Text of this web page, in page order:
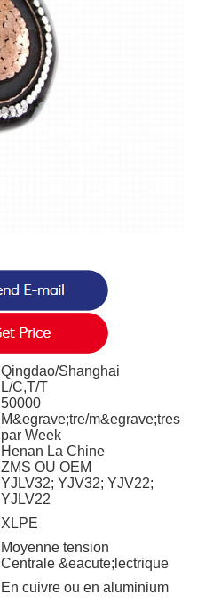
Qingdao/Shanghai
L/C,T/T
50000
M&egrave;tre/m&egrave;tres
par Week
Henan La Chine
ZMS OU OEM
YJLV32; YJV32; YJV22;
YJLV22
XLPE
Moyenne tension
Centrale &eacute;lectrique
En cuivre ou en aluminium